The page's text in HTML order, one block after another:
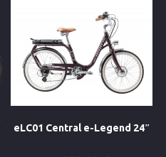
eLC01 Central e-Legend 24″